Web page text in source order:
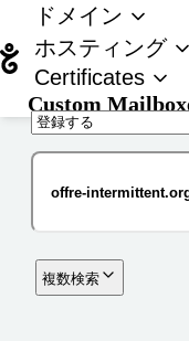
ドメイン
ホスティング
Certificates
Custom
複数検索